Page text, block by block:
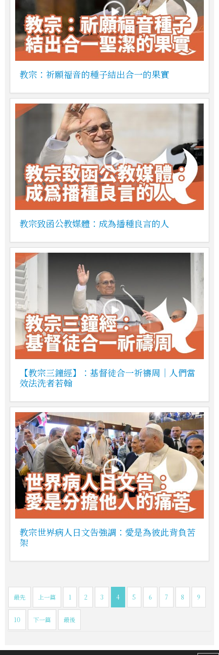
教宗：祈願福音的種子結出合一的果實
教宗致函公教媒體：成為播種良言的人
【教宗三鐘經】：基督徒合一祈禱周｜人們當
效法洗者若翰
教宗世界病人日文告強調：愛是為彼此背負苦
架
最先 上一篇 1 2 3 4 5 6 7 8 9
10 下一篇 最後